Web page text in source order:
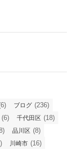
ブログ (236)
(6) 千代田区 (18)
品川区 (8)
川崎市 (16)